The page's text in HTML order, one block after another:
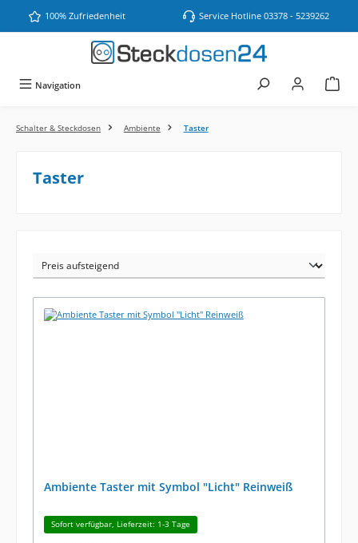
Zum Hauptinhalt springen
100% Zufriedenheit Service Hotline 03378 - 5239262
Navigation
Schalter & Steckdosen Ambiente Taster
Taster
Ambiente Taster mit Symbol "Licht" Reinweiß
Sofort verfügbar, Lieferzeit: 1-3 Tage